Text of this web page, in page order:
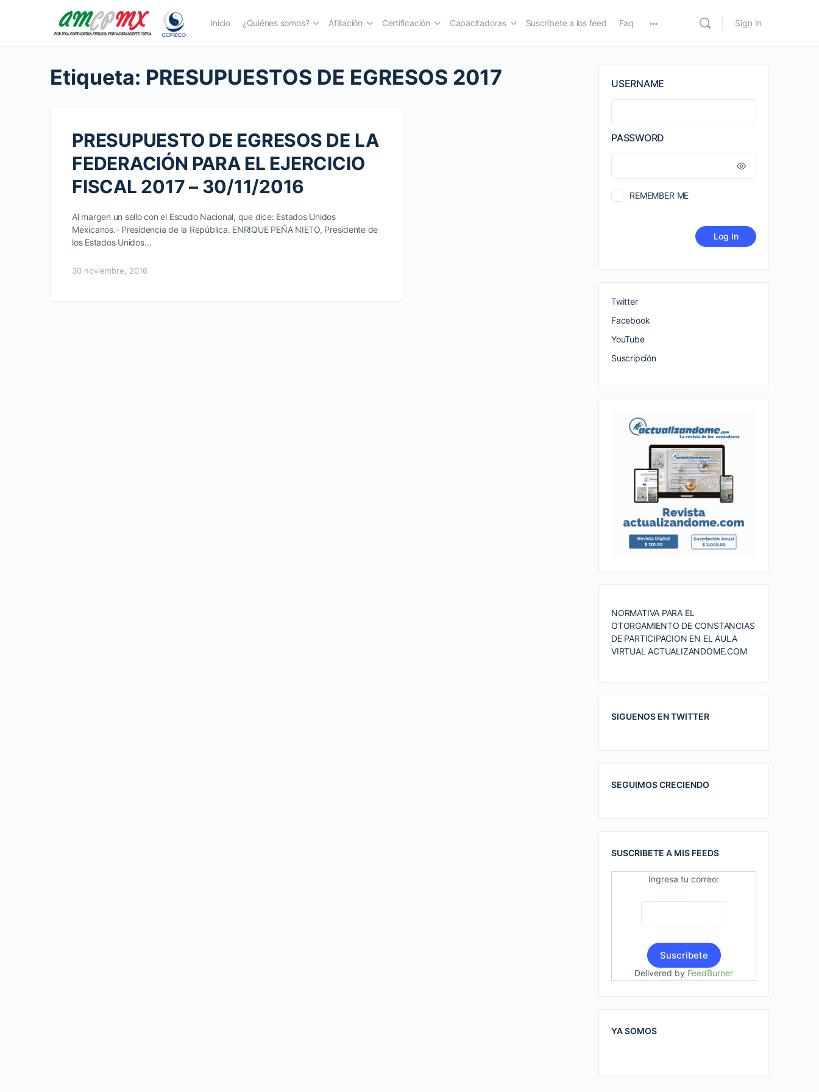
Inicio ¿Quiénes somos? Afiliación Certificación Capacitadoras Suscríbete a los feed Faq Sign in
Etiqueta: PRESUPUESTOS DE EGRESOS 2017
PRESUPUESTO DE EGRESOS DE LA
FEDERACIÓN PARA EL EJERCICIO
FISCAL 2017 – 30/11/2016
Al margen un sello con el Escudo Nacional, que dice: Estados Unidos
Mexicanos.- Presidencia de la República. ENRIQUE PEÑA NIETO, Presidente de
los Estados Unidos…
30 noviembre, 2016
USERNAME
PASSWORD
REMEMBER ME
Twitter
Facebook
YouTube
Suscripción
NORMATIVA PARA EL
OTORGAMIENTO DE CONSTANCIAS
DE PARTICIPACION EN EL AULA
VIRTUAL ACTUALIZANDOME.COM
SIGUENOS EN TWITTER
SEGUIMOS CRECIENDO
SUSCRIBETE A MIS FEEDS
Ingresa tu correo:
Delivered by FeedBurner
YA SOMOS